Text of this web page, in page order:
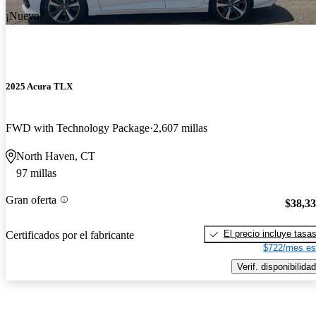
¡Nuevo!
2025 Acura TLX
FWD with Technology Package 2,607 millas
North Haven, CT
97 millas
Gran oferta
Certificados por el fabricante
El precio incluye tasas
$722/mes
Verif. disponibilidad